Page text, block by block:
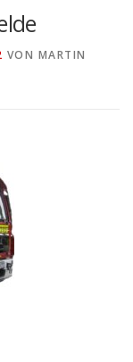
VON MARTIN